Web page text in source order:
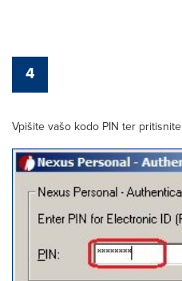
4
Vpišite vašo kodo PIN ter pritisnite